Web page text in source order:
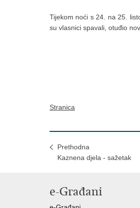
Tijekom noći s 24. na 25.
su vlasnici spavali, otuđio
Stranica
Prethodna
Kaznena djela - sažetak
e-Građani